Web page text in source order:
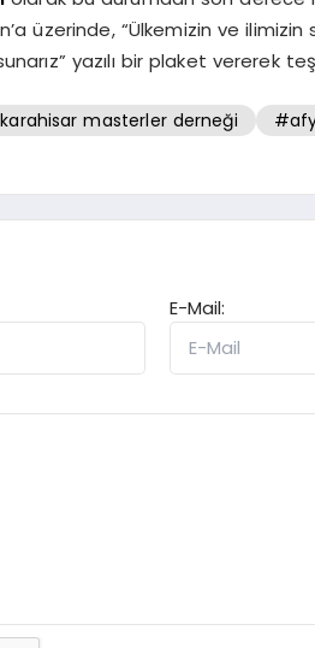
üzerinde, “Ülkemizin ve
sunarız” yazılı bir plaket vererek
masterler derneği
E-Mail: